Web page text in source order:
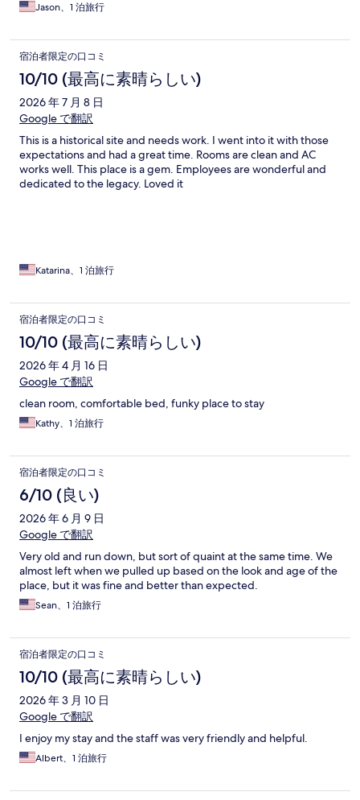
Jason、1 泊旅行
宿泊者限定の口コミ
10/10 (最高に素晴らしい)
2026 年 7 月 8 日
Google で翻訳
This is a historical site and needs work. I went into it with those
expectations and had a great time. Rooms are clean and AC
works well. This place is a gem. Employees are wonderful and
dedicated to the legacy. Loved it
Katarina、1 泊旅行
宿泊者限定の口コミ
10/10 (最高に素晴らしい)
2026 年 4 月 16 日
Google で翻訳
clean room, comfortable bed, funky place to stay
Kathy、1 泊旅行
宿泊者限定の口コミ
6/10 (良い)
2026 年 6 月 9 日
Google で翻訳
Very old and run down, but sort of quaint at the same time. We
almost left when we pulled up based on the look and age of the
place, but it was fine and better than expected.
Sean、1 泊旅行
宿泊者限定の口コミ
10/10 (最高に素晴らしい)
2026 年 3 月 10 日
Google で翻訳
I enjoy my stay and the staff was very friendly and helpful.
Albert、1 泊旅行